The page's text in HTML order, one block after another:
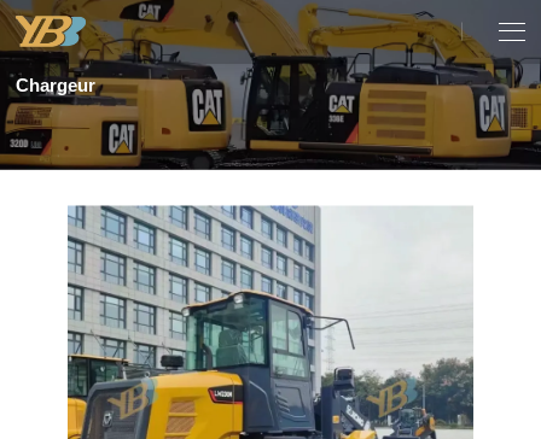
Chargeur